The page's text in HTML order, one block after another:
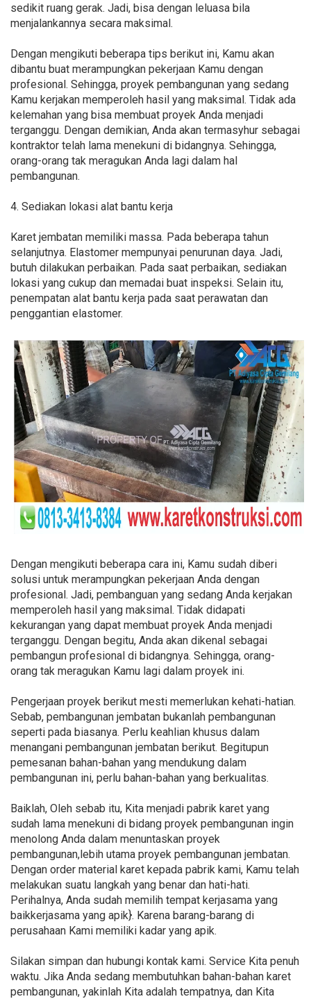
sedikit ruang gerak. Jadi, bisa dengan leluasa bila
menjalankannya secara maksimal.
Dengan mengikuti beberapa tips berikut ini, Kamu akan
dibantu buat merampungkan pekerjaan Kamu dengan
profesional. Sehingga, proyek pembangunan yang sedang
Kamu kerjakan memperoleh hasil yang maksimal. Tidak ada
kelemahan yang bisa membuat proyek Anda menjadi
terganggu. Dengan demikian, Anda akan termasyhur sebagai
kontraktor telah lama menekuni di bidangnya. Sehingga,
orang-orang tak meragukan Anda lagi dalam hal
pembangunan.
4. Sediakan lokasi alat bantu kerja
Karet jembatan memiliki massa. Pada beberapa tahun
selanjutnya. Elastomer mempunyai penurunan daya. Jadi,
butuh dilakukan perbaikan. Pada saat perbaikan, sediakan
lokasi yang cukup dan memadai buat inspeksi. Selain itu,
penempatan alat bantu kerja pada saat perawatan dan
penggantian elastomer.
Dengan mengikuti beberapa cara ini, Kamu sudah diberi
solusi untuk merampungkan pekerjaan Anda dengan
profesional. Jadi, pembanguan yang sedang Anda kerjakan
memperoleh hasil yang maksimal. Tidak didapati
kekurangan yang dapat membuat proyek Anda menjadi
terganggu. Dengan begitu, Anda akan dikenal sebagai
pembangun profesional di bidangnya. Sehingga, orang-
orang tak meragukan Kamu lagi dalam proyek ini.
Pengerjaan proyek berikut mesti memerlukan kehati-hatian.
Sebab, pembangunan jembatan bukanlah pembangunan
seperti pada biasanya. Perlu keahlian khusus dalam
menangani pembangunan jembatan berikut. Begitupun
pemesanan bahan-bahan yang mendukung dalam
pembangunan ini, perlu bahan-bahan yang berkualitas.
Baiklah, Oleh sebab itu, Kita menjadi pabrik karet yang
sudah lama menekuni di bidang proyek pembangunan ingin
menolong Anda dalam menuntaskan proyek
pembangunan,lebih utama proyek pembangunan jembatan.
Dengan order material karet kepada pabrik kami, Kamu telah
melakukan suatu langkah yang benar dan hati-hati.
Perihalnya, Anda sudah memilih tempat kerjasama yang
baikkerjasama yang apik}. Karena barang-barang di
perusahaan Kami memiliki kadar yang apik.
Silakan simpan dan hubungi kontak kami. Service Kita penuh
waktu. Jika Anda sedang membutuhkan bahan-bahan karet
pembangunan, yakinlah Kita adalah tempatnya, dan Kita